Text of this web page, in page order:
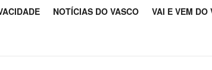
NOTÍCIAS DO VASCO VAI E VEM DO